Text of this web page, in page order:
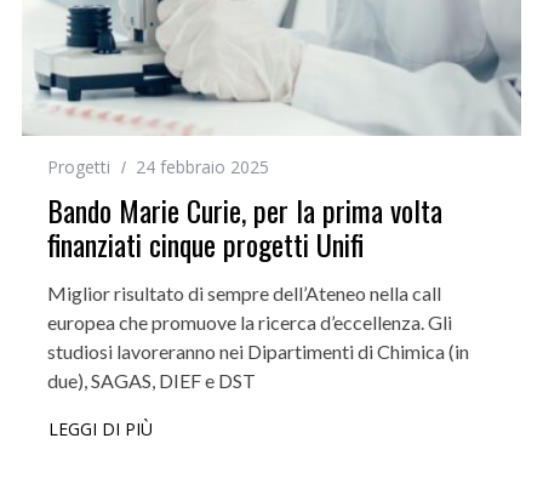
Progetti 24 febbraio 2025
Bando Marie Curie, per la prima volta
finanziati cinque progetti Unifi
Miglior risultato di sempre dell’Ateneo nella call
europea che promuove la ricerca d’eccellenza. Gli
studiosi lavoreranno nei Dipartimenti di Chimica (in
due), SAGAS, DIEF e DST
LEGGI DI PIÙ